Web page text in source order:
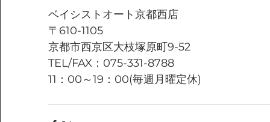
ベイシストオート京都西店
〒610-1105
京都市西京区大枝塚原町9-52
TEL/FAX：075-331-8788
11：00～19：00(毎週月曜定休)